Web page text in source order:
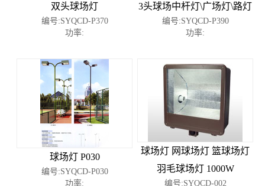
双头球场灯
编号:SYQCD-P370
功率:
3头球场中杆灯\广场灯\路灯
编号:SYQCD-P390
功率:
球场灯 P030
编号:SYQCD-P030
功率:
球场灯 网球场灯 篮球场灯
羽毛球场灯 1000W
编号:SYQCD-002